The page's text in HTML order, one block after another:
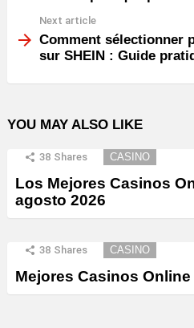
Next article
Comment sélectionner
sur SHEIN : Guide
YOU MAY ALSO LIKE
38 Shares CASINO
Los Mejores Casinos
agosto 2026
38 Shares CASINO
Mejores Casinos